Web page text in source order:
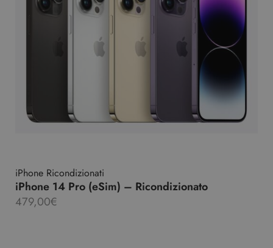
iPhone Ricondizionati
iPhone 14 Pro (eSim) – Ricondizionato
479,00€